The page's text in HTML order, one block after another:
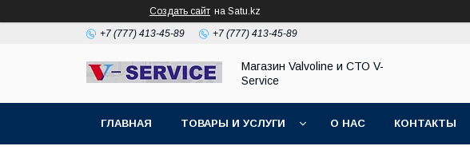
Создать сайт на Satu.kz
+7 (777) 413-45-89 +7 (777) 413-45-89
Магазин Valvoline и СТО V-
Service
ГЛАВНАЯ ТОВАРЫ И УСЛУГИ О НАС КОНТАКТЫ